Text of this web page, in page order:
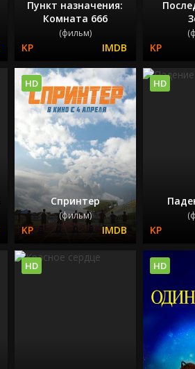
Пункт назначения:
Комната 666
(фильм)
Спринтер
(фильм)
HD HD
HD HD